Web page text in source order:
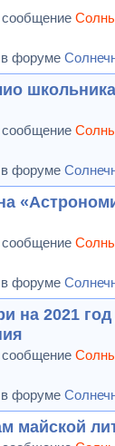
форуме
форуме
форуме
на 2021
форуме
майской